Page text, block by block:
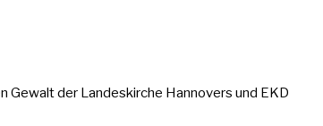
Gewalt der Landeskirche Hannovers und EKD